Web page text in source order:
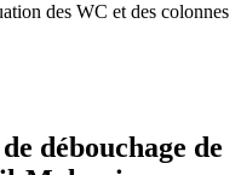
des WC et des colonnes
débouchage de